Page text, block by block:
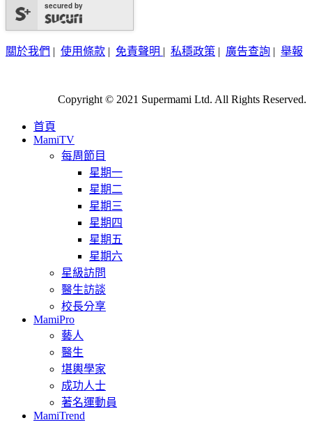
secured by
關於我們 | 使用條款 | 免責聲明 | 私穩政策 | 廣告查詢 | 舉報
Copyright © 2021 Supermami Ltd. All Rights Reserved.
首頁
MamiTV
每周節目
星期一
星期二
星期三
星期四
星期五
星期六
星級訪問
醫生訪談
校長分享
MamiPro
藝人
醫生
堪輿學家
成功人士
著名運動員
MamiTrend